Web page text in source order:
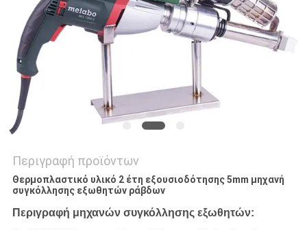
Περιγραφή προϊόντων
Θερμοπλαστικό υλικό 2 έτη εξουσιοδότησης 5mm μηχανή
συγκόλλησης εξωθητών ράβδων
Περιγραφή μηχανών συγκόλλησης εξωθητών: